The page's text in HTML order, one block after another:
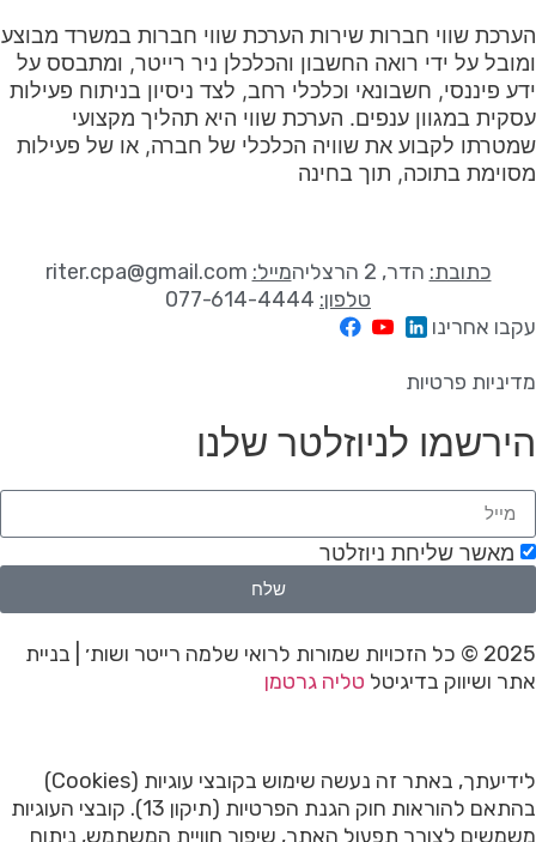
הערכת שווי חברות שירות הערכת שווי חברות במשרד מבוצע
ומובל על ידי רואה החשבון והכלכלן ניר רייטר, ומתבסס על
ידע פיננסי, חשבונאי וכלכלי רחב, לצד ניסיון בניתוח פעילות
עסקית במגוון ענפים. הערכת שווי היא תהליך מקצועי
שמטרתו לקבוע את שוויה הכלכלי של חברה, או של פעילות
מסוימת בתוכה, תוך בחינה
כתובת: הדר, 2 הרצליה מייל:
טלפון:
עקבו אחרינו
מדיניות פרטיות
הירשמו לניוזלטר שלנו
מאשר שליחת ניוזלטר
שלח
2025 © כל הזכויות שמורות לרואי שלמה רייטר ושות׳ | בניית
אתר ושיווק בדיגיטל טליה גרטמן
לידיעתך, באתר זה נעשה שימוש בקובצי עוגיות (Cookies)
בהתאם להוראות חוק הגנת הפרטיות (תיקון 13). קובצי העוגיות
משמשים לצורך תפעול האתר, שיפור חוויית המשתמש, ניתוח